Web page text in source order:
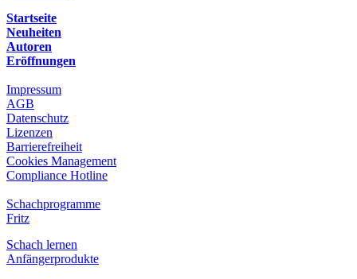
Startseite
Neuheiten
Autoren
Eröffnungen
Impressum
AGB
Datenschutz
Lizenzen
Barrierefreiheit
Cookies Management
Compliance Hotline
Schachprogramme
Fritz
Schach lernen
Anfängerprodukte